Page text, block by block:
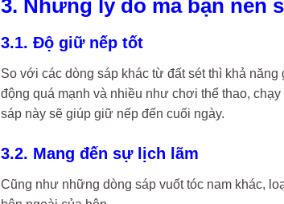
3. Những lý do mà bạn nên
3.1. Độ giữ nếp tốt
So với các dòng sáp khác từ đất sét thì khả
động quá mạnh và nhiều như chơi thể thao,
sáp này sẽ giúp giữ nếp đến cuối ngày.
3.2. Mang đến sự lịch lãm
Cũng như những dòng sáp vuốt tóc nam khác,